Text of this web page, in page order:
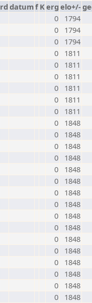
rd datumf Kerg elo+/-
0
1794
0
1794
0
1794
0
1811
0
1811
0
1811
0
1811
0
1811
0
1811
0
1848
0
1848
0
1848
0
1848
0
1848
0
1848
0
1848
0
1848
0
1848
0
1848
0
1848
0
1848
0
1848
0
1848
0
1848
0
1848